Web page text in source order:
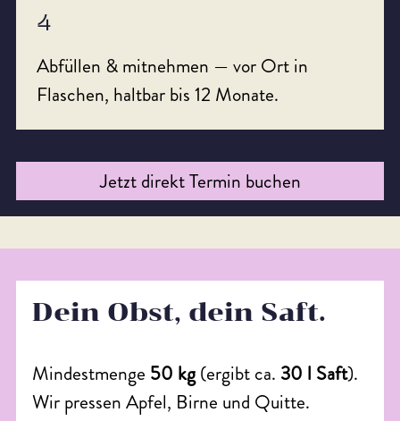
4
Abfüllen & mitnehmen — vor Ort in
Flaschen, haltbar bis 12 Monate.
Jetzt direkt Termin buchen
Dein Obst, dein Saft.
Mindestmenge 50 kg(ergibt ca. 30 l Saft).
Wir pressen Apfel, Birne und Quitte.